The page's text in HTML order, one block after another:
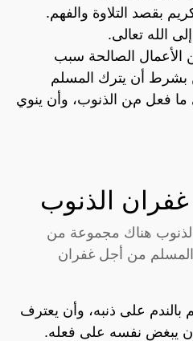
بقصد التلاوة والفهم.
الله تعالى.
الأعمال الصالحة سبب
بشرط أن يترك المسلم
ما فعل من الذنوب، وأن ينوي
الذنوب
الذنوب هناك مجموعة من
المسلم من أجل غفران
على ذنبه، وأن يعترف
يبغض نفسه على فعله.